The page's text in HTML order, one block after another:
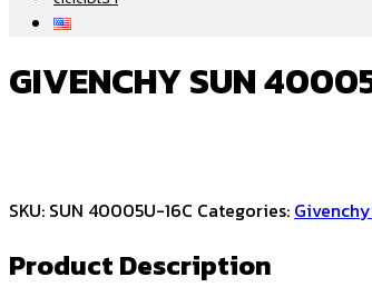
GIVENCHY SUN
SKU: SUN 40005U-16C Categories: Givenchy
Product Description